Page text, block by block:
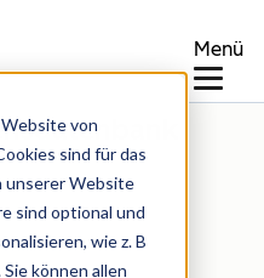
von
sind für das
unserer Website
sind optional und
wie z. B
können allen
Menü